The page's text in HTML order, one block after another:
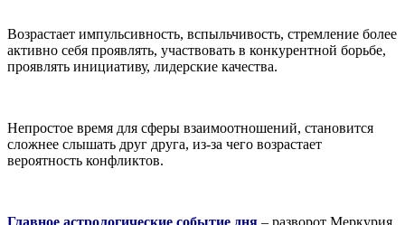
Возрастает импульсивность, вспыльчивость, стремление более
активно себя проявлять, участвовать в конкурентной борьбе,
проявлять инициативу, лидерские качества.
Непростое время для сферы взаимоотношений, становится
сложнее слышать друг друга, из-за чего возрастает
вероятность конфликтов.
Главное астрологические событие дня – разворот Меркурия